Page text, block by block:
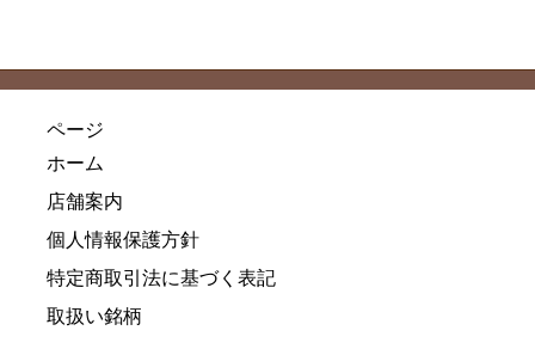
ページ
ホーム
店舗案内
個人情報保護方針
特定商取引法に基づく表記
取扱い銘柄